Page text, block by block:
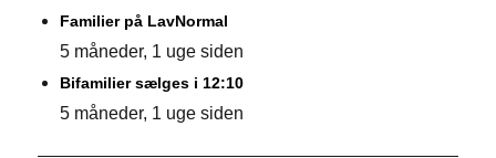
Familier på LavNormal
5 måneder, 1 uge siden
Bifamilier sælges i 12:10
5 måneder, 1 uge siden